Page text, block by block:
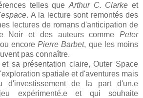
telles que Arthur C. Clarke et
. A la lecture sont remontés des
lectures de romans d'anticipation de
Noir et des auteurs comme Peter
encorePierre Barbet, que les moins
pas connaître.
sa présentation claire, Outer Space
spatiale et d'aventures mais
d'investissement de la part d'un.e
expérimenté.e et qui souhaite